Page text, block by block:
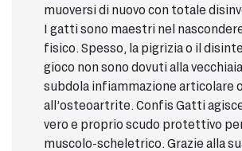
muoversi di nuovo con totale
I gatti sono maestri nel
fisico. Spesso, la pigrizia o il
gioco non sono dovuti alla
subdola infiammazione articolare o
all’osteoartrite. Confis Gatti
vero e proprio scudo protettivo
muscolo-scheletrico. Grazie alla